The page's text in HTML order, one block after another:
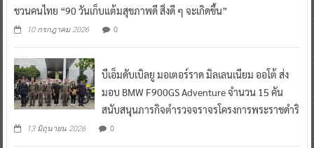
ชวนคนไทย “90 วันเก็บแต้มสุขภาพดี สิ่งดี ๆ จะเกิดขึ้น”
10 กรกฎาคม 2026 0
บีเอ็มดับเบิลยู มอเตอร์ราด มิลเลนเนียม ออโต้ ส่ง
มอบ BMW F900GS Adventure จำนวน 15 คัน
สนับสนุนภารกิจตำรวจจราจรโครงการพระราชดำริ
13 มิถุนายน 2026 0